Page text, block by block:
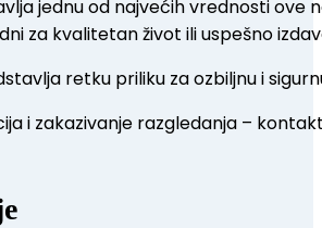
jednu od najvećih vrednosti ove
za kvalitetan život ili uspešno
retku priliku za ozbiljnu i
i zakazivanje razgledanja –